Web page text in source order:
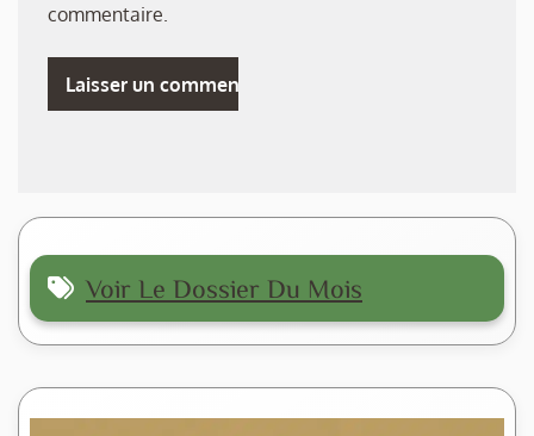
commentaire.
Voir Le Dossier Du Mois